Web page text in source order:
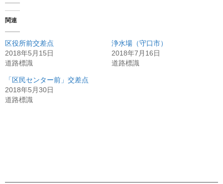
関連
区役所前交差点
2018年5月15日
道路標識
浄水場（守口市）
2018年7月16日
道路標識
「区民センター前」交差点
2018年5月30日
道路標識